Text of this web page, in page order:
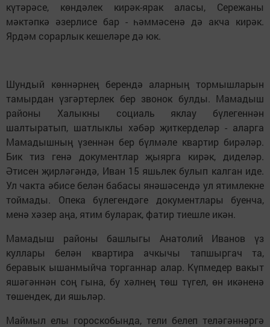
күтәрәсе, көндәлек кирәк-ярак аласы, Сережаны
мәктәпкә әзерлисе бар - һәммәсенә дә акча кирәк.
Ярдәм сорарлык кешеләре дә юк.
Шундый көннәрнең берендә аларның тормышларын
тамырдан үзгәртерлек бер звонок булды. Мамадыш
районы Халыкны социаль яклау бүлегеннән
шалтыратып, шатлыклы хәбәр җиткерделәр - аларга
Мамадышның үзеннән бер бүлмәле квартир бирәләр.
Бик тиз генә документлар җыярга кирәк, диделәр.
Әтисен җирләгәндә, Иван 15 яшьлек булып калган иде.
Ул чакта әбисе белән бабасы янәшәсендә ул ятимлекне
тоймады. Опека бүлегендәге документлары буенча,
менә хәзер аңа, ятим буларак, фатир тиешле икән.
Мамадыш районы башлыгы Анатолий Иванов үз
куллары белән квартира ачкычы тапшыргач та,
беравык ышанмыйча торганнар алар. Күпмедер вакыт
яшәгәннән соң гына, бу хәлнең төш түгел, өн икәненә
төшендек, ди яшьләр.
Маймыл елы гороскобында, тели белеп теләгәннәргә